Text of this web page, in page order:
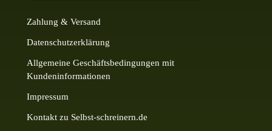
Zahlung & Versand
Datenschutzerklärung
Allgemeine Geschäftsbedingungen mit
Kundeninformationen
Impressum
Kontakt zu Selbst-schreinern.de